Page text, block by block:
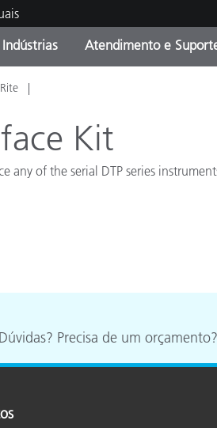
Online Store
Indústrias
Produtos
Papel
Atendimento e
Kit
any of the serial DTP series
Dúvidas? Precisa de um orçamento?